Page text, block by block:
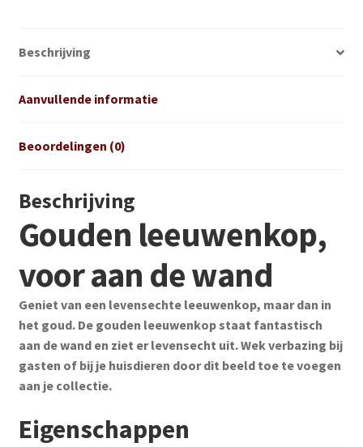
Beschrijving
Aanvullende informatie
Beoordelingen (0)
Beschrijving
Gouden leeuwenkop,
voor aan de wand
Geniet van een levensechte leeuwenkop, maar dan in
het goud. De gouden leeuwenkop staat fantastisch
aan de wand en ziet er levensecht uit. Wek verbazing bij
gasten of bij je huisdieren door dit beeld toe te voegen
aan je collectie.
Eigenschappen